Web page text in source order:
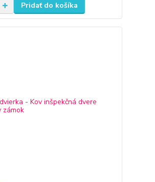
Pridať do košíka